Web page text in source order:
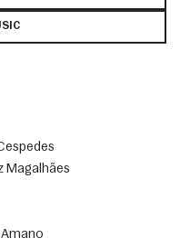
Magalhães